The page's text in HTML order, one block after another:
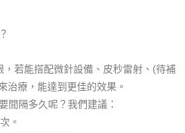
若能搭配微針設備、皮秒雷射、(待補
治療，能達到更佳的效果。
間隔多久呢？​我們建議：
。